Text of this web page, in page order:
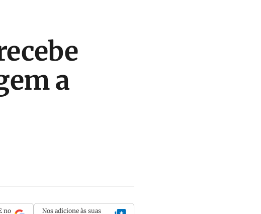
a
no
Nos adicione às suas